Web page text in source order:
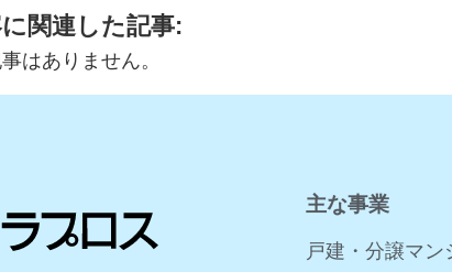
関連した記事:
はありません。
主な事業
戸建・分譲マ